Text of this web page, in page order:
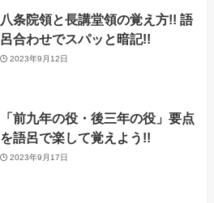
八条院領と長講堂領の覚え方!! 語
呂合わせでスパッと暗記!!
2023年9月12日
「前九年の役・後三年の役」要点
を語呂で楽して覚えよう!!
2023年9月17日